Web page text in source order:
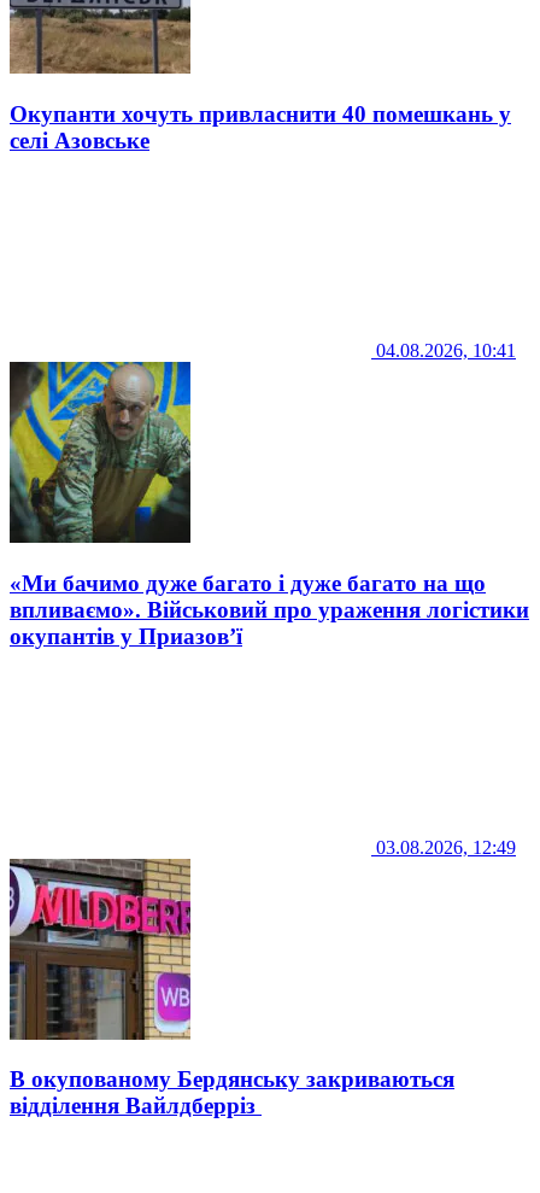
Окупанти хочуть привласнити 40 помешкань у
селі Азовське
04.08.2026, 10:41
«Ми бачимо дуже багато і дуже багато на що
впливаємо». Військовий про ураження логістики
окупантів у Приазов’ї
03.08.2026, 12:49
В окупованому Бердянську закриваються
відділення Вайлдберріз